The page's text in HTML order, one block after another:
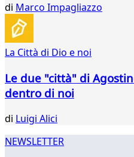
di Marco Impagliazzo
La Città di Dio e noi
Le due "città" di
dentro di noi
di Luigi Alici
NEWSLETTER